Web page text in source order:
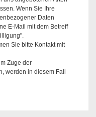
Wenn Sie Ihre
Daten
E-Mail mit dem Betreff
Sie bitte Kontakt mit
Zuge der
werden in diesem Fall